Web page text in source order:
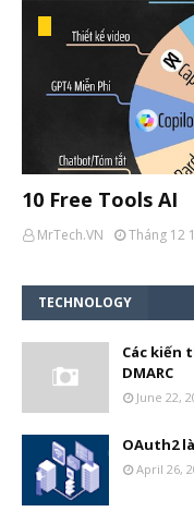
10 Free Tools AI
MrTech.VN Tháng 12
TECHNOLOGY
Các kiến
DMARC
June 22,
OAuth2
April 26,